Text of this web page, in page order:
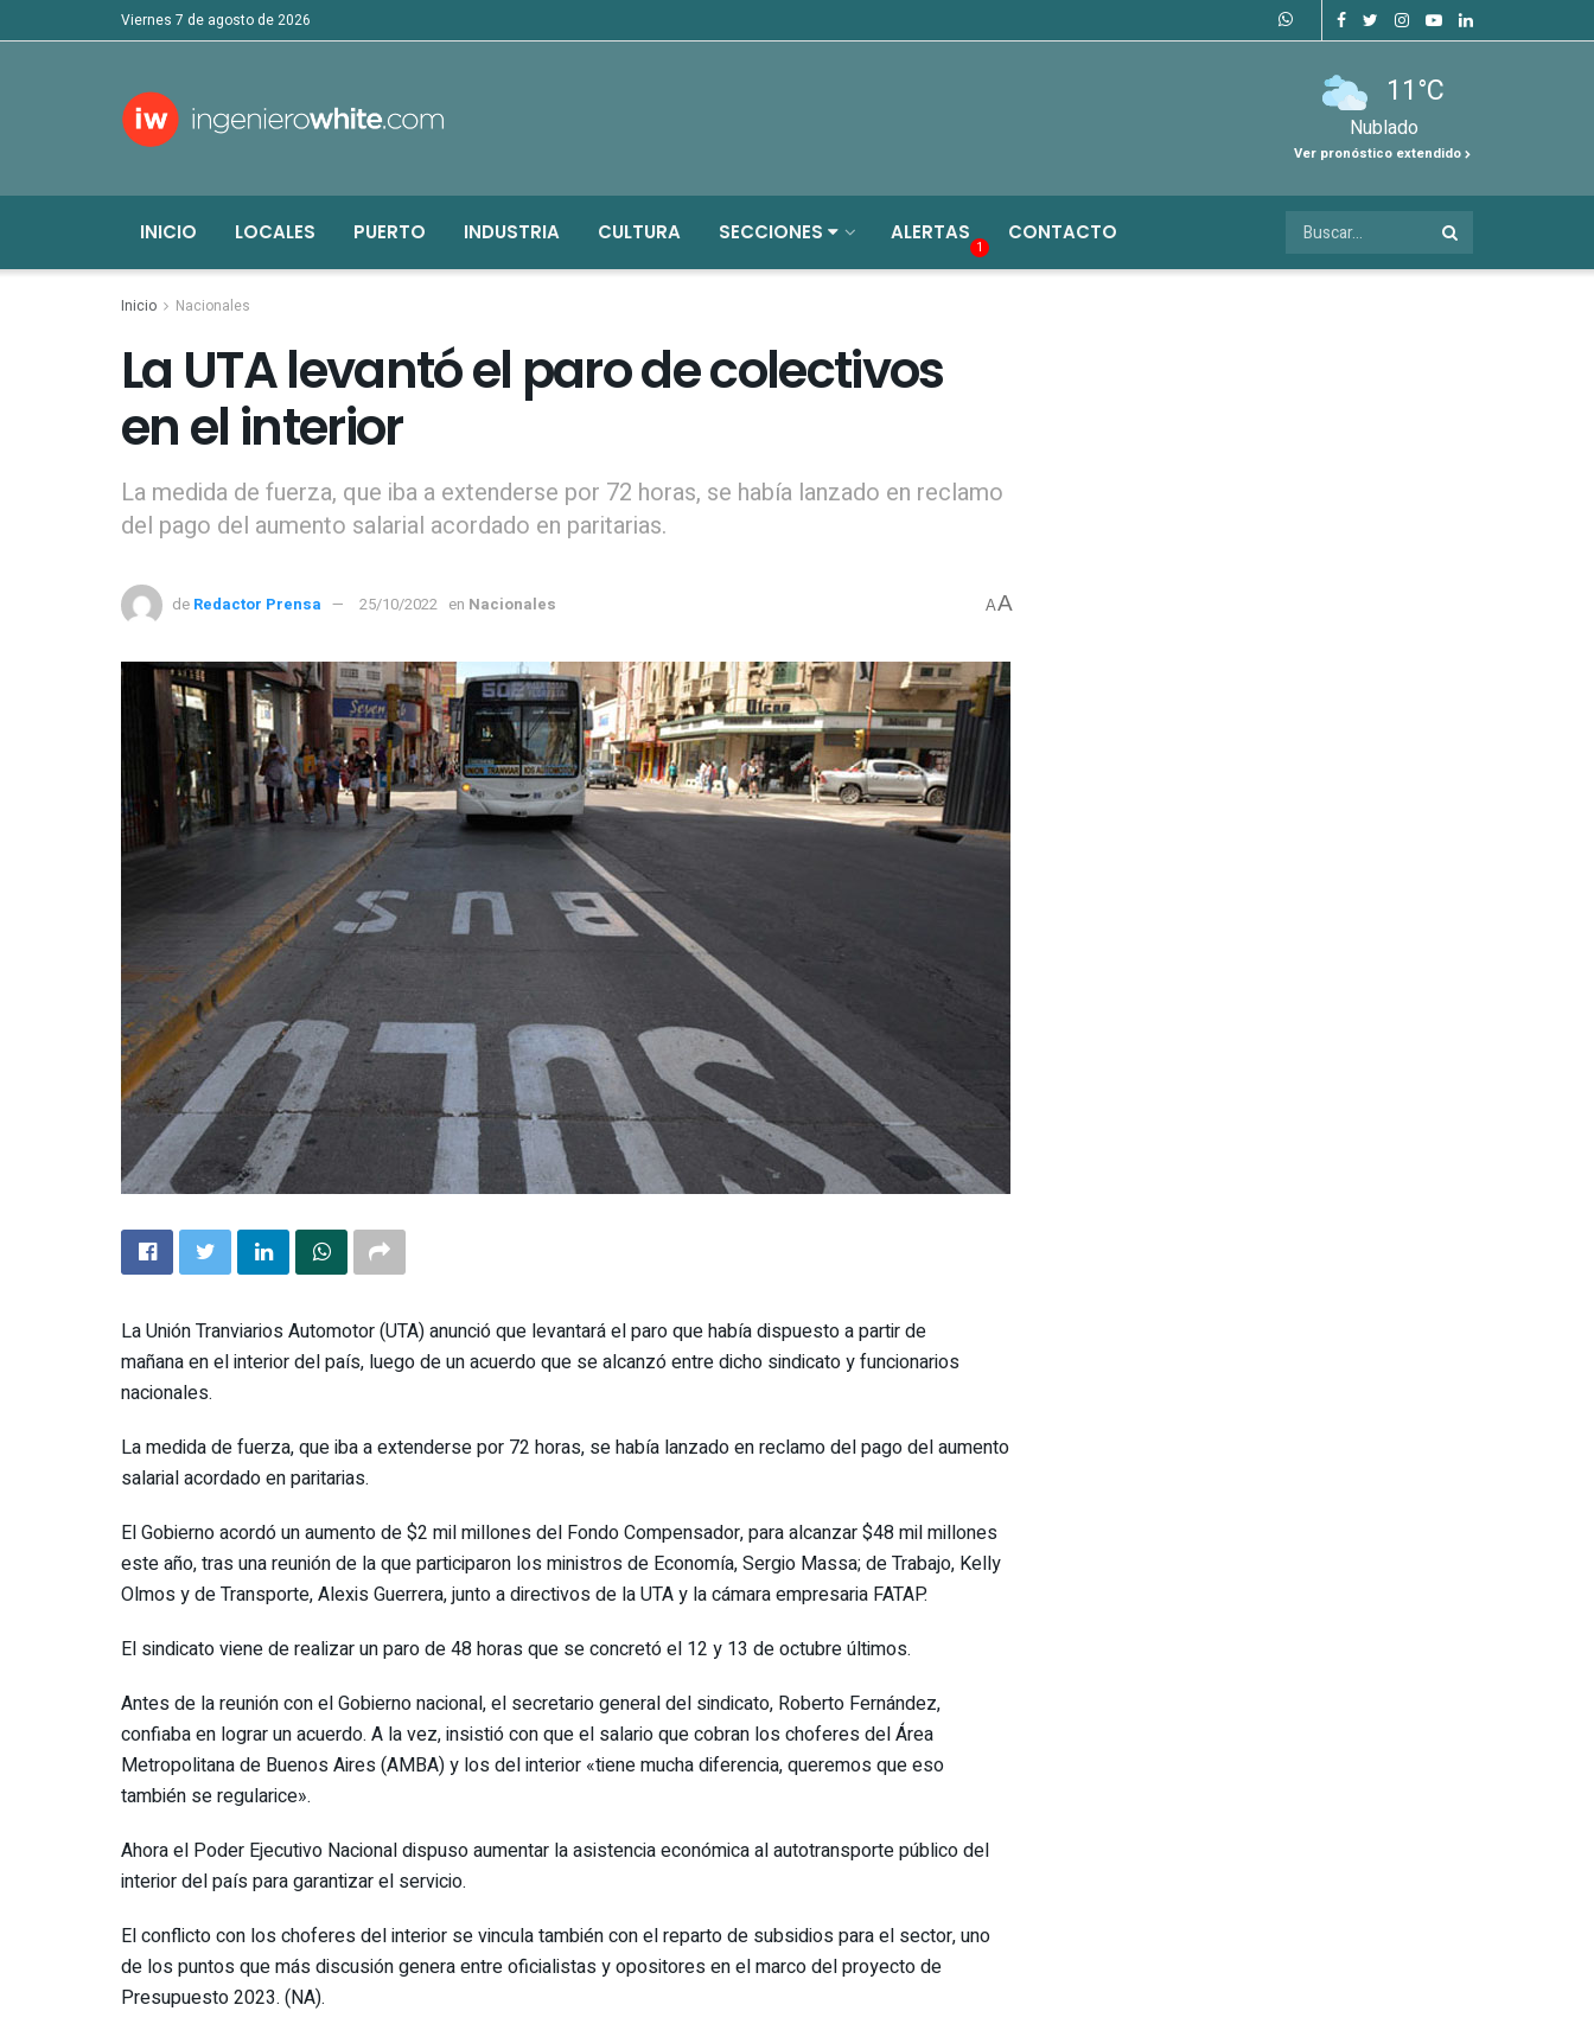
viernes 7 de agosto de 2026
11°C
Nublado
Ver pronóstico extendido
INICIO LOCALES PUERTO INDUSTRIA CULTURA SECCIONES ALERTAS
1
CONTACTO
Inicio Nacionales
La UTA levantó el paro de colectivos
en el interior
La medida de fuerza, que iba a extenderse por 72 horas, se había lanzado en reclamo
del pago del aumento salarial acordado en paritarias.
de Redactor Prensa 25/10/2022 en Nacionales AA
La Unión Tranviarios Automotor (UTA) anunció que levantará el paro que había dispuesto a partir de
mañana en el interior del país, luego de un acuerdo que se alcanzó entre dicho sindicato y funcionarios
nacionales.
La medida de fuerza, que iba a extenderse por 72 horas, se había lanzado en reclamo del pago del aumento
salarial acordado en paritarias.
El Gobierno acordó un aumento de $2 mil millones del Fondo Compensador, para alcanzar $48 mil millones
este año, tras una reunión de la que participaron los ministros de Economía, Sergio Massa; de Trabajo, Kelly
Olmos y de Transporte, Alexis Guerrera, junto a directivos de la UTA y la cámara empresaria FATAP.
El sindicato viene de realizar un paro de 48 horas que se concretó el 12 y 13 de octubre últimos.
Antes de la reunión con el Gobierno nacional, el secretario general del sindicato, Roberto Fernández,
confiaba en lograr un acuerdo. A la vez, insistió con que el salario que cobran los choferes del Área
Metropolitana de Buenos Aires (AMBA) y los del interior «tiene mucha diferencia, queremos que eso
también se regularice».
Ahora el Poder Ejecutivo Nacional dispuso aumentar la asistencia económica al autotransporte público del
interior del país para garantizar el servicio.
El conflicto con los choferes del interior se vincula también con el reparto de subsidios para el sector, uno
de los puntos que más discusión genera entre oficialistas y opositores en el marco del proyecto de
Presupuesto 2023. (NA).